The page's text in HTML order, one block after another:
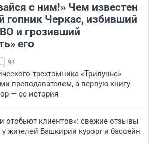
с ним!» Чем известен
гопник Черкас, избивший
и грозивший
его
94
трехтомника «Трилунье»
преподавателем, а первую книгу
— ее история
отобьют клиентов»: свежие отзывы
жителей Башкирии курорт и бассейн